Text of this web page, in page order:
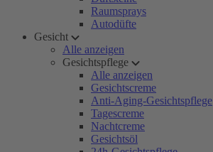
Raumsprays
Autodüfte
Gesicht
Alle anzeigen
Gesichtspflege
Alle anzeigen
Gesichtscreme
Anti-Aging-Gesichtspflege
Tagescreme
Nachtcreme
Gesichtsöl